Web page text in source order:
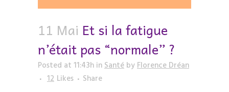
11 Mai Et si la fatigue
n’était pas “normale” ?
Posted at 11:43h in Santé by Florence Dréan
12 Likes Share